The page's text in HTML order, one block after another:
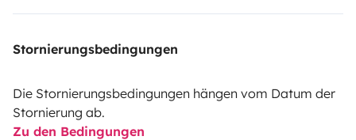
Stornierungsbedingungen
Die Stornierungsbedingungen hängen vom Datum der
Stornierung ab.
Zu den Bedingungen